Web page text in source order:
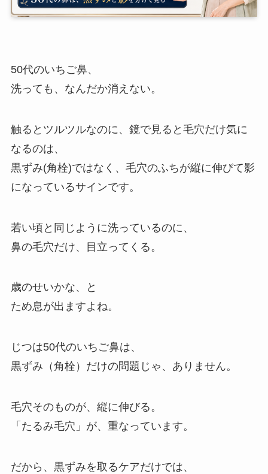
50代のいちご鼻、
洗っても、なんだか消えない。
触るとツルツルなのに、鏡で見ると毛穴だけ気に
なるのは、
黒ずみ(角栓)ではなく、毛穴のふちが縦に伸びて影
になっているサインです。
若い頃と同じように洗っているのに、
鼻の毛穴だけ、目立ってくる。
歳のせいかな、と
ため息が出ますよね。
じつは50代のいちご鼻は、
黒ずみ（角栓）だけの問題じゃ、ありません。
毛穴そのものが、縦に伸びる。
「たるみ毛穴」が、重なっています。
だから、黒ずみを取るケアだけでは、